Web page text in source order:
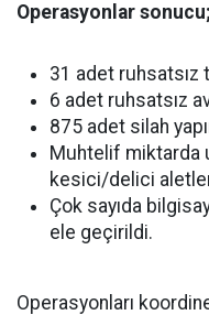
Operasyonlar sonucu;
31 adet ruhsatsız
6 adet ruhsatsız
875 adet silah
Muhtelif miktarda
kesici/delici
Çok sayıda
ele geçirildi.
Operasyonları